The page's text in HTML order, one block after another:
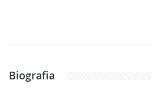
Biografia